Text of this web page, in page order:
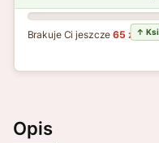
Brakuje Ci jeszcze65 zł do
Opis